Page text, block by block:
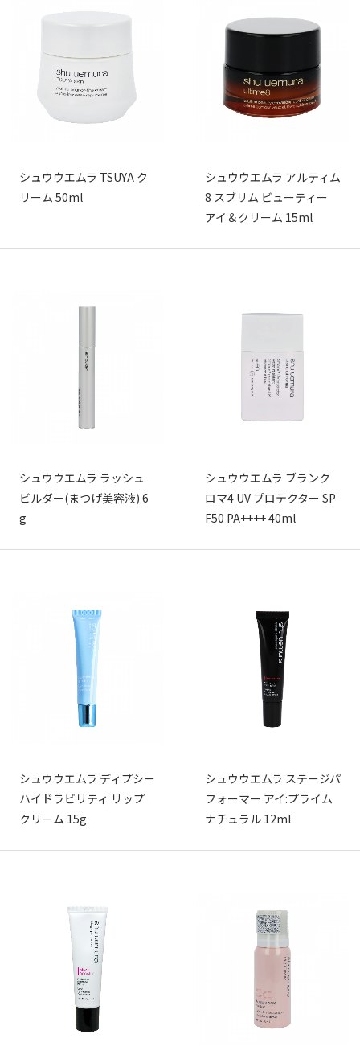
シュウウエムラ TSUYA ク
リーム 50ml
シュウウエムラ アルティム
8 スブリム ビューティー
アイ＆クリーム 15ml
シュウウエムラ ラッシュ
ビルダー(まつげ美容液) 6
g
シュウウエムラ ブランク
ロマ4 UV プロテクター SP
F50 PA++++ 40ml
シュウウエムラ ディプシー
ハイドラビリティ リップ
クリーム 15g
シュウウエムラ ステージパ
フォーマー アイ:プライム
ナチュラル 12ml